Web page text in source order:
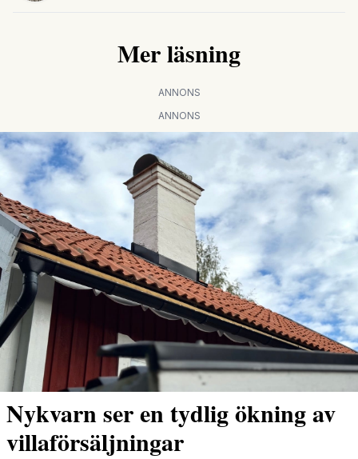
Mer läsning
ANNONS
ANNONS
Nykvarn ser en tydlig ökning av
villaförsäljningar